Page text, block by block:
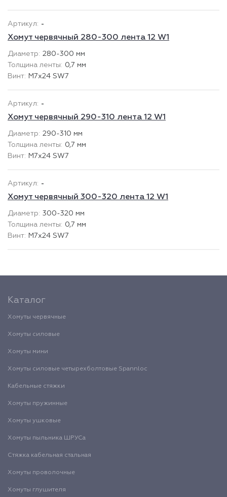
-
Хомут червячный 280-300 лента 12 W1
280-300 мм
0,7 мм
М7х24 SW7
-
Хомут червячный 290-310 лента 12 W1
290-310 мм
0,7 мм
М7х24 SW7
-
Хомут червячный 300-320 лента 12 W1
300-320 мм
0,7 мм
М7х24 SW7
Каталог
Хомуты червячные
Хомуты силовые
Хомуты мини
Хомуты силовые четырехболтовые Spannloc
Кабельные стяжки
Хомуты пружинные
Хомуты ушковые
Хомуты пыльника ШРУСа
Стяжка кабельная стальная
Хомуты проволочные
Хомуты глушителя